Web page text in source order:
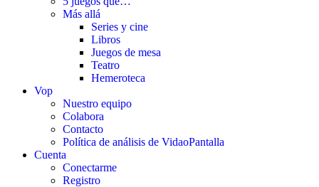
Más allá
Series y cine
Libros
Juegos de mesa
Teatro
Hemeroteca
Vop
Nuestro equipo
Colabora
Contacto
Política de análisis de VidaoPantalla
Cuenta
Conectarme
Registro